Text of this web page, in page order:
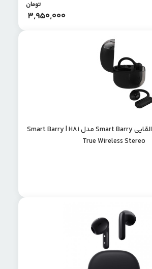
3,950,000
تومان
هدفون بی سیم القایی Smart Barry مدل Smart Barry | H81
True Wireless Stereo